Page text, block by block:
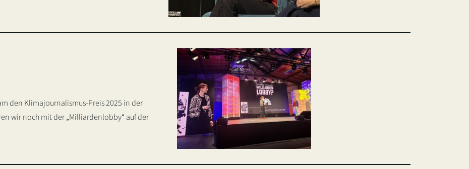
den Klimajournalismus-Preis 2025 in der
wir noch mit der „Milliardenlobby“ auf der